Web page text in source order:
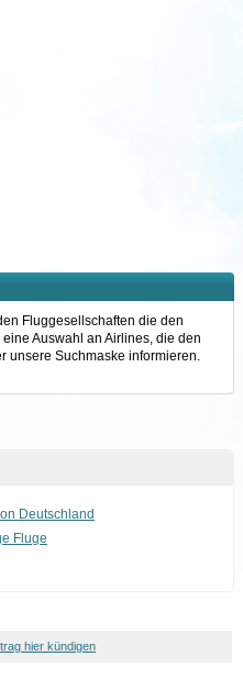
Fluggesellschaften die den
Auswahl an Airlines, die den
unsere Suchmaske informieren.
Deutschland
Fluge
hier kündigen